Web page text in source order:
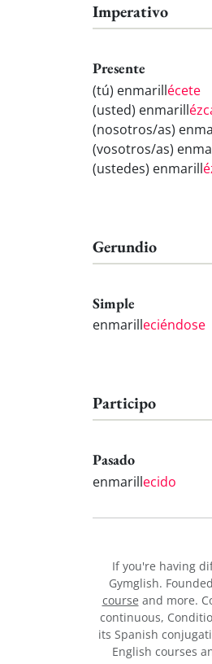
Imperativo
Presente
(tú) enmarillécete
(usted) enmarill
(nosotros/as)
(vosotros/as)
(ustedes) enmarill
Gerundio
Simple
enmarilleciéndose
Participo
Pasado
enmarillecido
If you're having
Gymglish.
course and more.
continuous,
its Spanish
English courses